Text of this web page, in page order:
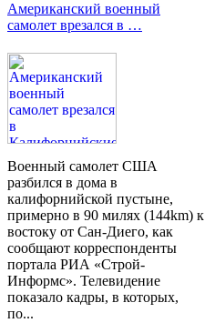
Американский военный
самолет врезался в …
Военный самолет США
разбился в дома в
калифорнийской пустыне,
примерно в 90 милях (144km) к
востоку от Сан-Диего, как
сообщают корреспонденты
портала РИА «Строй-
Информс». Телевидение
показало кадры, в которых,
по...